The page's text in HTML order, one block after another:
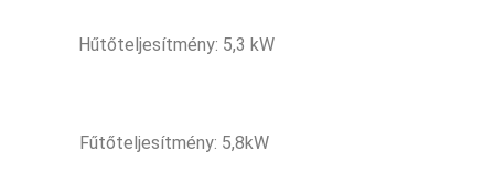
Hűtőteljesítmény: 5,3 kW
Fűtőteljesítmény: 5,8kW